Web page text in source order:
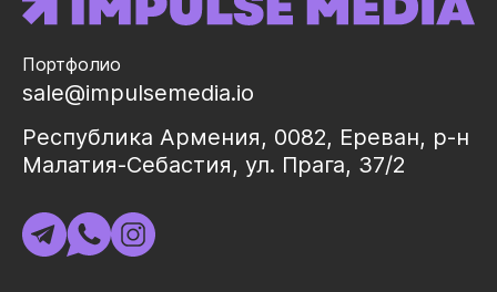
Портфолио
sale@impulsemedia.io
Республика Армения, 0082, Ереван, р-н
Малатия-Себастия, ул. Прага, 37/2